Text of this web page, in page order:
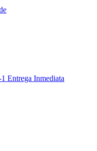
Entrega Inmediata